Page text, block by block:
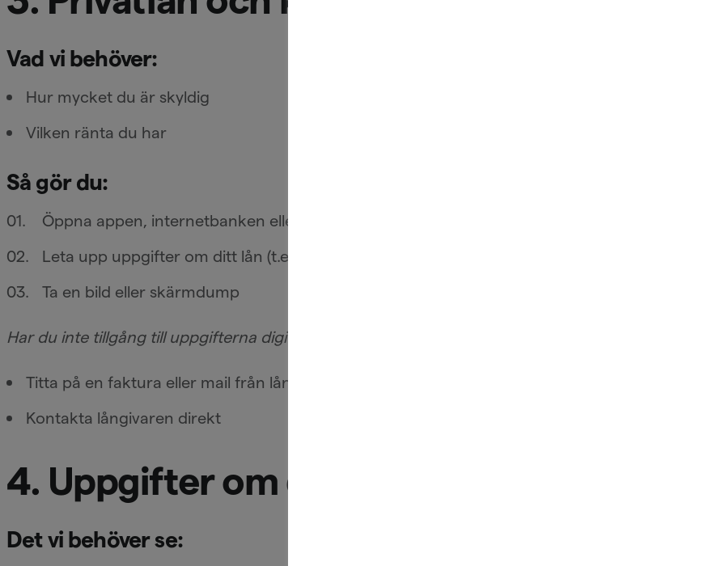
Vad vi behöver:
Hur mycket du är skyldig
Vilken ränta du har
Så gör du:
Öppna appen, internetbanken eller hemsidan där lånet finns
Leta upp uppgifter om ditt lån (t.ex. saldo och ränta)
Ta en bild eller skärmdump
Har du inte tillgång till uppgifterna digitalt kan du:
Titta på en faktura eller mail från långivaren
Kontakta långivaren direkt
4. Uppgifter om ditt nuvarande bolån
Det vi behöver se: